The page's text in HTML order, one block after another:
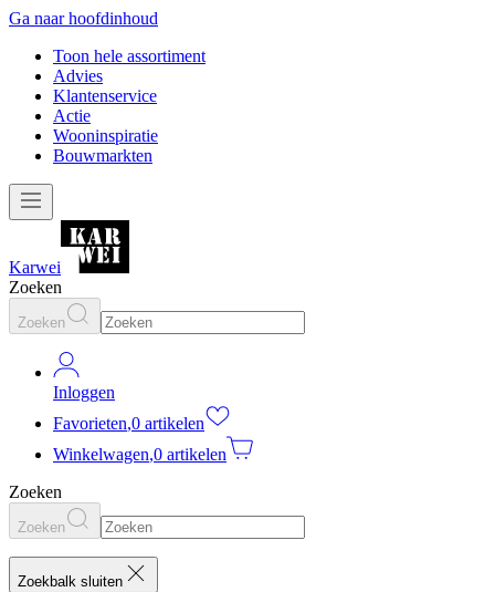
Ga naar hoofdinhoud
Toon hele assortiment
Advies
Klantenservice
Actie
Wooninspiratie
Bouwmarkten
Karwei
Zoeken
Zoeken
Inloggen
Favorieten,0 artikelen
Winkelwagen,0 artikelen
Zoeken
Zoeken
Zoekbalk sluiten